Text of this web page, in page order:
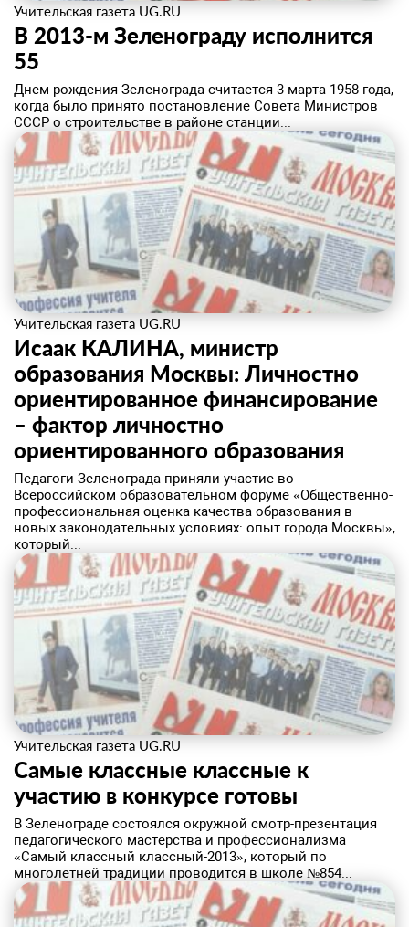
Учительская газета UG.RU
В 2013-м Зеленограду исполнится
55
Днем рождения Зеленограда считается 3 марта 1958 года,
когда было принято постановление Совета Министров
СССР о строительстве в районе станции...
Учительская газета UG.RU
Исаак КАЛИНА, министр
образования Москвы: Личностно
ориентированное финансирование
– фактор личностно
ориентированного образования
Педагоги Зеленограда приняли участие во
Всероссийском образовательном форуме «Общественно-
профессиональная оценка качества образования в
новых законодательных условиях: опыт города Москвы»,
который...
Учительская газета UG.RU
Самые классные классные к
участию в конкурсе готовы
В Зеленограде состоялся окружной смотр-презентация
педагогического мастерства и профессионализма
«Самый классный классный-2013», который по
многолетней традиции проводится в школе №854...